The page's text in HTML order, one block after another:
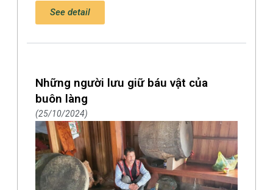
See detail
Những người lưu giữ báu vật của
buôn làng
25/10/2024